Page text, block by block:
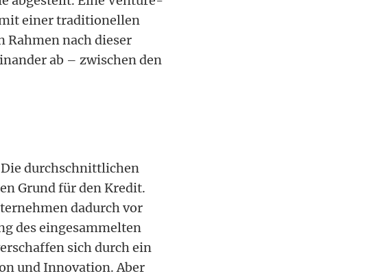
einer traditionellen
nach dieser
ab – zwischen den
Die durchschnittlichen
Grund für den Kredit.
dadurch vor
des eingesammelten
sich durch ein
und Innovation. Aber